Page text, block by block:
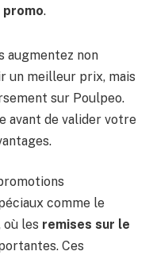
promo.
augmentez non
un meilleur prix, mais
sur Poulpeo.
avant de valider votre
comme le
où les remises sur le
Ces